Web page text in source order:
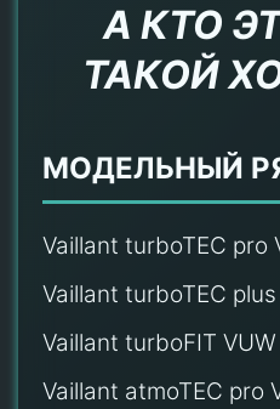
А КТО
ТАКОЙ
МОДЕЛЬНЫЙ
Vaillant turboTEC pro
Vaillant turboTEC plus
Vaillant turboFIT VUW
Vaillant atmoTEC pro